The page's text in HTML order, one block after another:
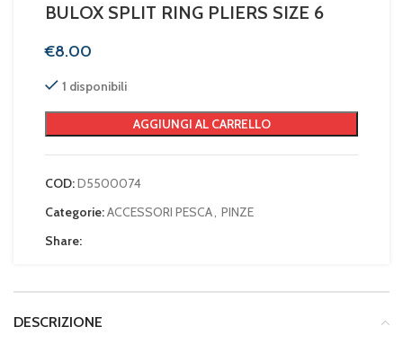
BULOX SPLIT RING PLIERS SIZE 6
€
1 disponibili
AGGIUNGI AL CARRELLO
COD:D5500074
Categorie:ACCESSORI PESCA, PINZE
Share:
DESCRIZIONE